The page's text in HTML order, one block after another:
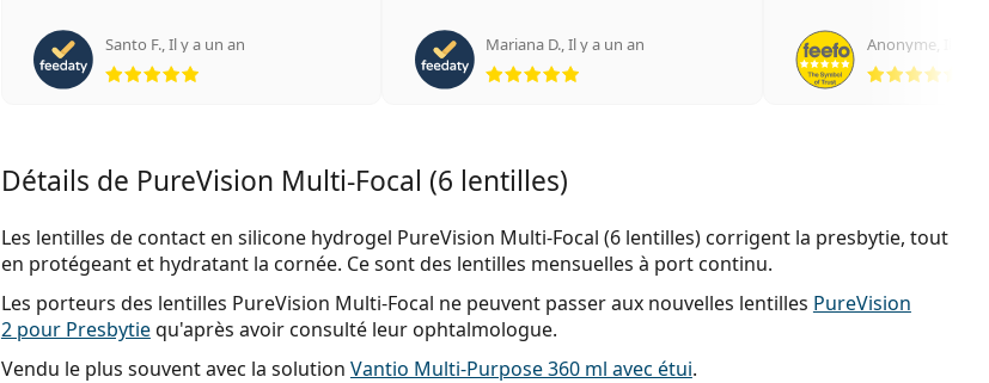
Santo F.,Il y a un an Mariana D.,Il y a un an
évaluation 5 sur 5
Anonyme
Détails de PureVision Multi-Focal (6 lentilles)
Les lentilles de contact en silicone hydrogel PureVision Multi-Focal (6 lentilles) corrigent la presbytie, tout
en protégeant et hydratant la cornée. Ce sont des lentilles mensuelles à port continu.
Les porteurs des lentilles PureVision Multi-Focal ne peuvent passer aux nouvelles lentilles PureVision
2 pour Presbytiequ'après avoir consulté leur ophtalmologue.
Vendu le plus souvent avec la solution Vantio Multi-Purpose 360 ml avec étui.